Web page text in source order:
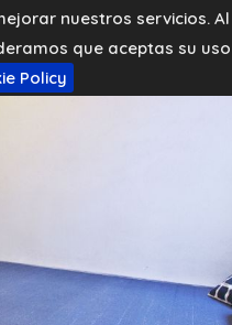
nuestros servicios. Al
que aceptas su uso
Policy